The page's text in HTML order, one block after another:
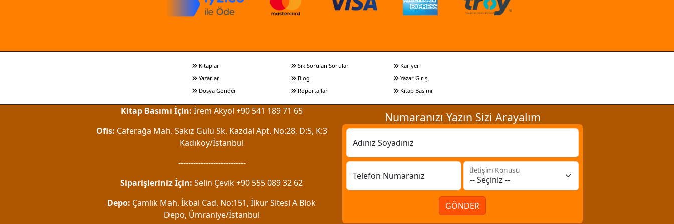
Kitaplar
Yazarlar
Dosya Gönder
Sık Sorulan Sorular
Blog
Röportajlar
Kariyer
Yazar Girişi
Kitap Basımı
Kitap Basımı İçin: İrem Akyol +90 541 189 71 65
Ofis: Caferağa Mah. Sakız Gülü Sk. Kazdal Apt. No:28, D:5, K:3
Kadıköy/İstanbul
---------------------------
Siparişleriniz İçin: Selin Çevik +90 555 089 32 62
Depo: Çamlık Mah. İkbal Cad. No:151, İlkur Sitesi A Blok
Depo, Ümraniye/İstanbul
Numaranızı Yazın Sizi Arayalım
Adınız Soyadınız
Telefon Numaranız
İletişim Konusu
GÖNDER